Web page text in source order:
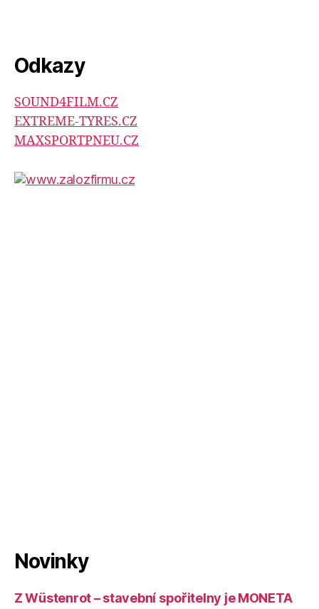
Odkazy
SOUND4FILM.CZ
EXTREME-TYRES.CZ
MAXSPORTPNEU.CZ
Novinky
Z Wüstenrot – stavební spořitelny je MONETA